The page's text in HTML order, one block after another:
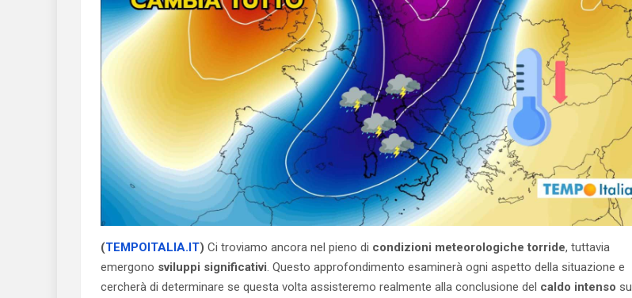
(TEMPOITALIA.IT) Ci troviamo ancora nel pieno di condizioni meteorologiche torride, tuttavia
emergono sviluppi significativi. Questo approfondimento esaminerà ogni aspetto della situazione e
cercherà di determinare se questa volta assisteremo realmente alla conclusione del caldo intenso su